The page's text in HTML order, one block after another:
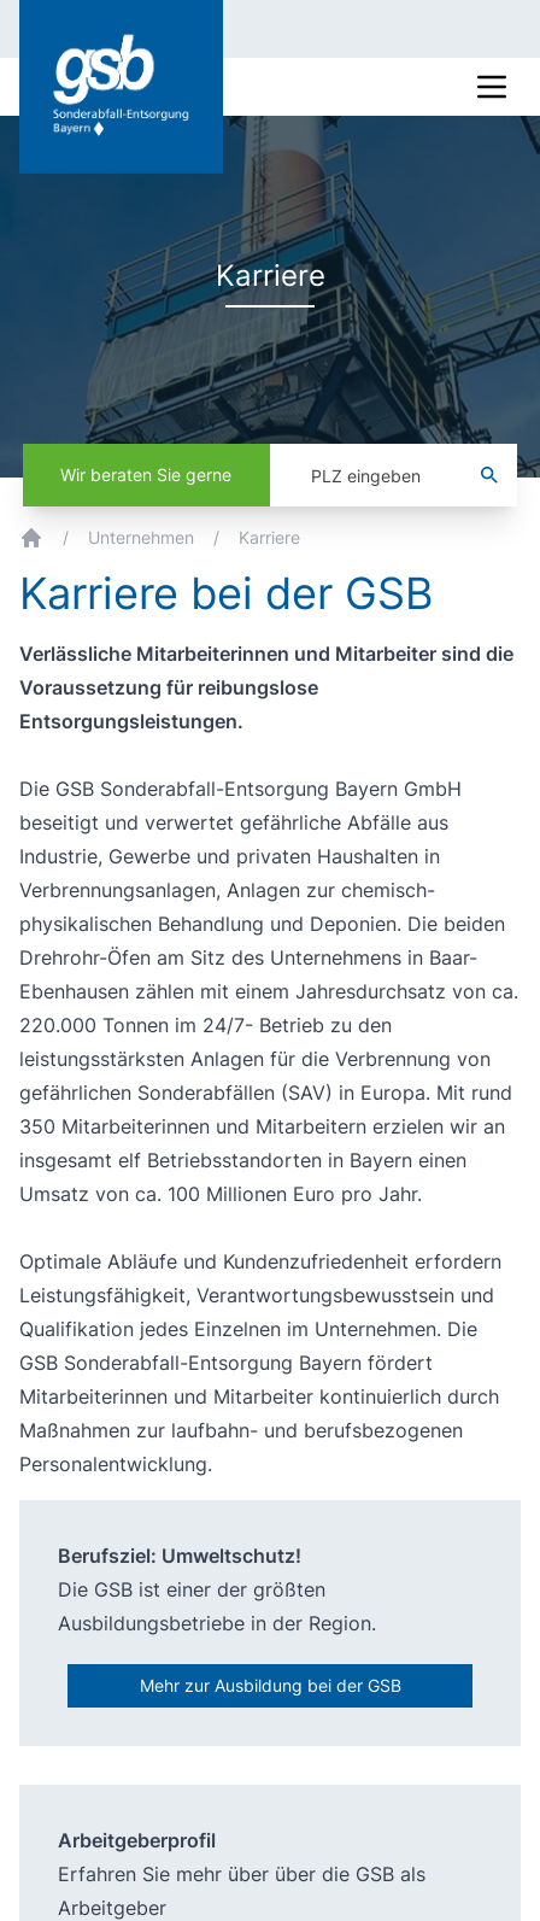
Karriere
Wir beraten Sie gerne
/ Unternehmen / Karriere
Karriere bei der GSB
Verlässliche Mitarbeiterinnen und Mitarbeiter sind die
Voraussetzung für reibungslose
Entsorgungsleistungen.
Die GSB Sonderabfall-Entsorgung Bayern GmbH
beseitigt und verwertet gefährliche Abfälle aus
Industrie, Gewerbe und privaten Haushalten in
Verbrennungsanlagen, Anlagen zur chemisch-
physikalischen Behandlung und Deponien. Die beiden
Drehrohr-Öfen am Sitz des Unternehmens in Baar-
Ebenhausen zählen mit einem Jahresdurchsatz von ca.
220.000 Tonnen im 24/7- Betrieb zu den
leistungsstärksten Anlagen für die Verbrennung von
gefährlichen Sonderabfällen (SAV) in Europa. Mit rund
350 Mitarbeiterinnen und Mitarbeitern erzielen wir an
insgesamt elf Betriebsstandorten in Bayern einen
Umsatz von ca. 100 Millionen Euro pro Jahr.
Optimale Abläufe und Kundenzufriedenheit erfordern
Leistungsfähigkeit, Verantwortungsbewusstsein und
Qualifikation jedes Einzelnen im Unternehmen. Die
GSB Sonderabfall-Entsorgung Bayern fördert
Mitarbeiterinnen und Mitarbeiter kontinuierlich durch
Maßnahmen zur laufbahn- und berufsbezogenen
Personalentwicklung.
Berufsziel: Umweltschutz!
Die GSB ist einer der größten
Ausbildungsbetriebe in der Region.
Mehr zur Ausbildung bei der GSB
Arbeitgeberprofil
Erfahren Sie mehr über über die GSB als
Arbeitgeber